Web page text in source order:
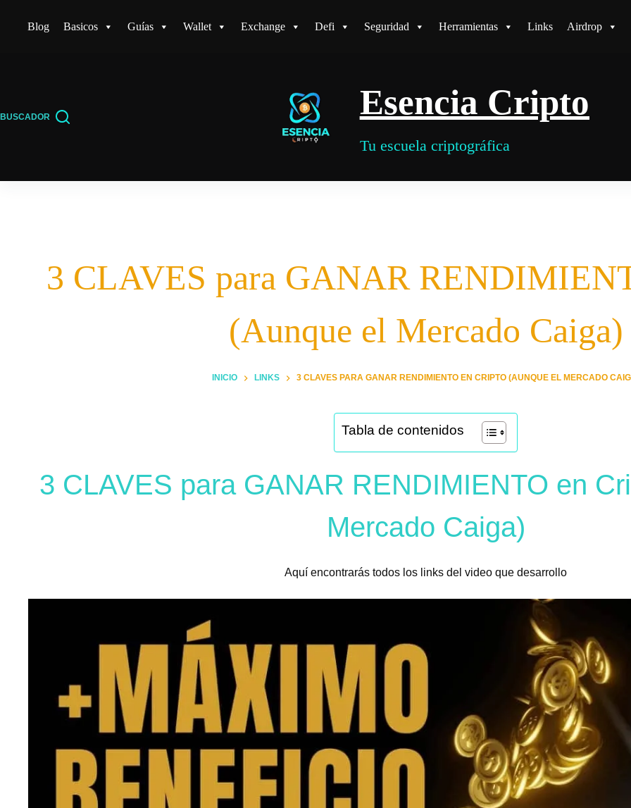
Blog Basicos Guías Wallet Exchange Defi Seguridad Herramientas Links Airdrop
BUSCADOR Esencia Cripto
Tu escuela criptográfica
3 CLAVES para GANAR
(Aunque el Mercado Caiga)
INICIO LINKS 3 CLAVES PARA GANAR RENDIMIENTO EN CRIPTO (AUNQUE EL MERCADO
Tabla de contenidos
3 CLAVES para GANAR RENDIMIENTO en
Mercado Caiga)
Aquí encontrarás todos los links del video que desarrollo